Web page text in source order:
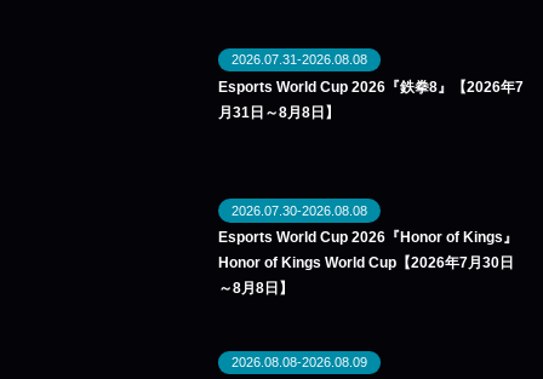
2026.07.31-2026.08.08
Esports World Cup 2026『鉄拳8』【2026年7
月31日～8月8日】
2026.07.30-2026.08.08
Esports World Cup 2026『Honor of Kings』
Honor of Kings World Cup【2026年7月30日
～8月8日】
2026.08.08-2026.08.09